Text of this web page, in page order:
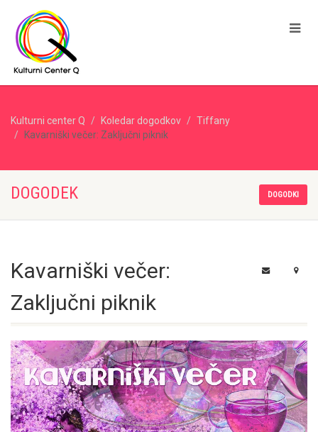
Kulturni center Q Koledar dogodkov
Tiffany
Kavarniški večer: Zaključni piknik
DOGODEK DOGODKI
Kavarniški večer:
Zaključni piknik